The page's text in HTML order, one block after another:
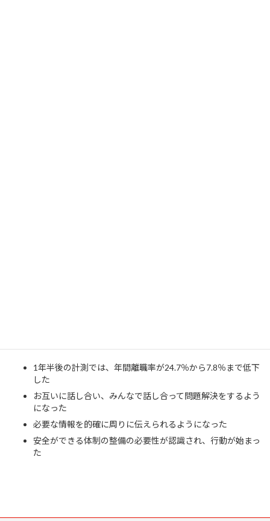
1年半後の計測では、年間離職率が24.7％から7.8％まで低下
した
お互いに話し合い、みんなで話し合って問題解決をするよう
になった
必要な情報を的確に周りに伝えられるようになった
安全ができる体制の整備の必要性が認識され、行動が始まっ
た